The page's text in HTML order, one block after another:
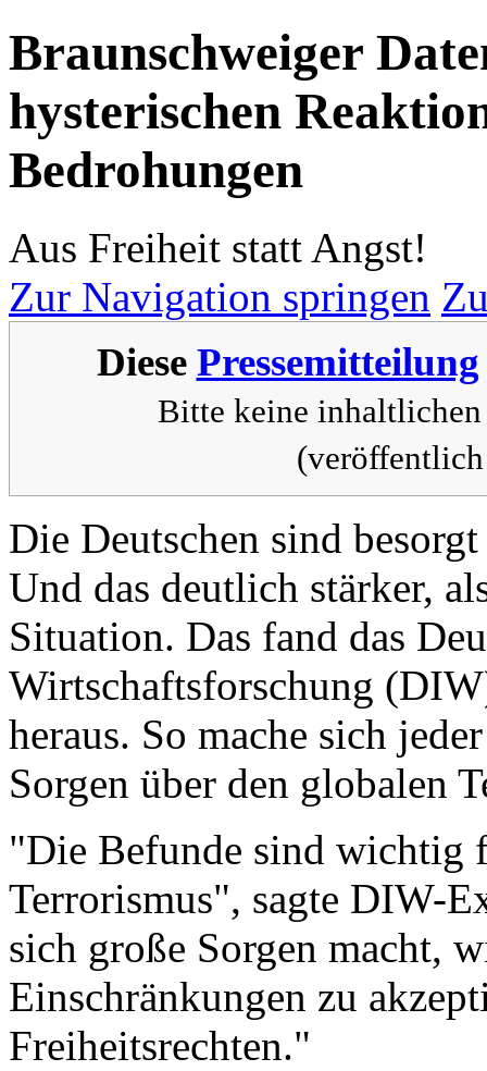
Braunschweiger
hysterischen
Bedrohungen
Aus Freiheit statt Angst!
Zur Navigation springen
Diese Pressemitteilung
Bitte keine
Die Deutschen sind
Und das deutlich stärker,
Situation. Das fand das
Wirtschaftsforschung
heraus. So mache sich
Sorgen über den globalen
"Die Befunde sind wichtig
Terrorismus", sagte DIW-
sich große Sorgen macht,
Einschränkungen zu
Freiheitsrechten."